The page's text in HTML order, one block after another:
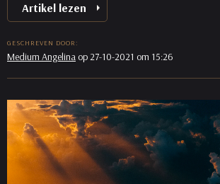
Artikel lezen
GESCHREVEN DOOR:
Medium Angelina op 27-10-2021 om 15:26